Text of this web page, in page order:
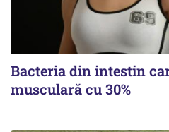
Bacteria din intestin
musculară cu 30%